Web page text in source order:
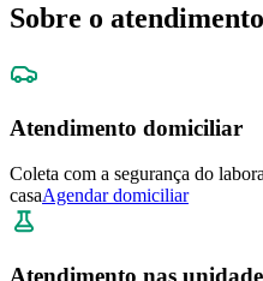
Sobre o atendimento
Atendimento domiciliar
Coleta com a segurança do
casaAgendar domiciliar
Atendimento nas